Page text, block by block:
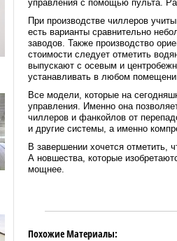
управления с помощью пульта.
При производстве чиллеров
есть варианты сравнительно
заводов. Также производство
стоимости следует отметить
выпускают с осевым и
устанавливать в любом
Все модели, которые на
управления. Именно она
чиллеров и фанкойлов от
и другие системы, а именно
В завершении хочется отметить,
А новшества, которые
мощнее.
Похожие Материалы: